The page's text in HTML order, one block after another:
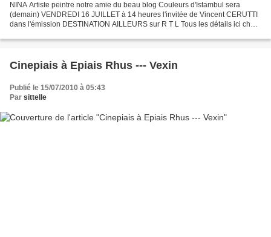
NINA Artiste peintre notre amie du beau blog Couleurs d'Istambul sera
(demain) VENDREDI 16 JUILLET à 14 heures l'invitée de Vincent CERUTTI
dans l'émission DESTINATION AILLEURS sur R T L Tous les détails ici chez
istanbul-sur-rtl-53840185.html...
Cinepiais à Epiais Rhus --- Vexin
Publié le 15/07/2010 à 05:43
Par sittelle